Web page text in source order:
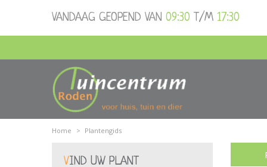
Home > Plantengids
VANDAAG GEOPEND VAN 09:30 T/M 17:30
VIND UW PLANT